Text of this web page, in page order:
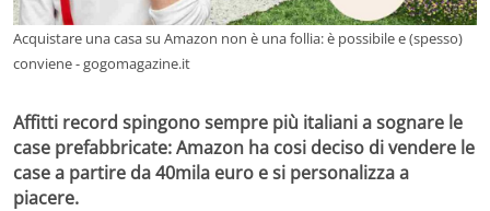
Acquistare una casa su Amazon non è una follia: è possibile e (spesso)
conviene - gogomagazine.it
Affitti record spingono sempre più italiani a sognare le
case prefabbricate: Amazon ha cosi deciso di vendere le
case a partire da 40mila euro e si personalizza a
piacere.